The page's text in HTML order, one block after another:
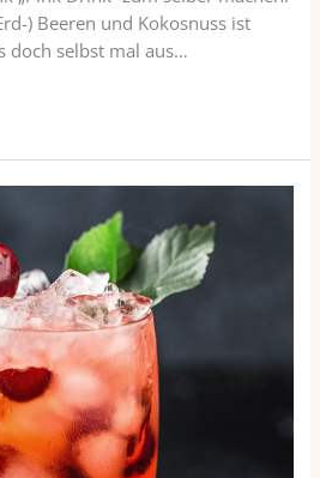
) Beeren und Kokosnuss ist
doch selbst mal aus…